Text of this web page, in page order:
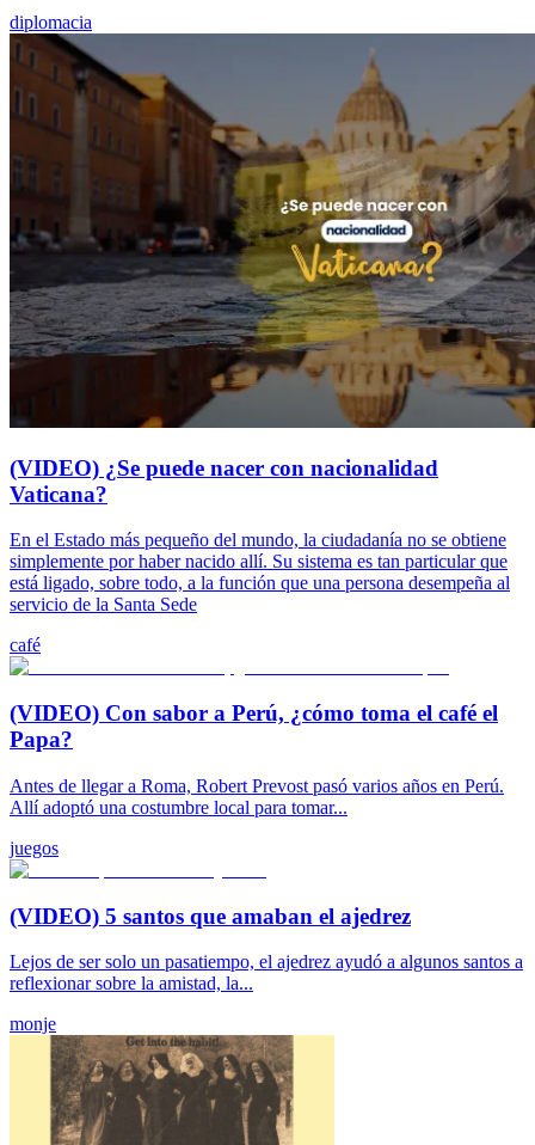
diplomacia
(VIDEO) ¿Se puede nacer con nacionalidad
Vaticana?
En el Estado más pequeño del mundo, la ciudadanía no se obtiene
simplemente por haber nacido allí. Su sistema es tan particular que
está ligado, sobre todo, a la función que una persona desempeña al
servicio de la Santa Sede
café
(VIDEO) Con sabor a Perú, ¿cómo toma el café el
Papa?
Antes de llegar a Roma, Robert Prevost pasó varios años en Perú.
Allí adoptó una costumbre local para tomar...
juegos
(VIDEO) 5 santos que amaban el ajedrez
Lejos de ser solo un pasatiempo, el ajedrez ayudó a algunos santos a
reflexionar sobre la amistad, la...
monje